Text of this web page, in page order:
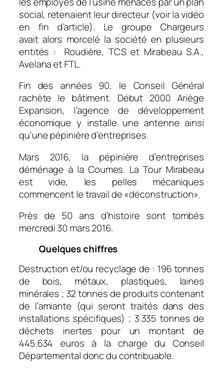
social, retenaient leur directeur (voir la vidéo
en fin d’article). Le groupe Chargeurs
avait alors morcelé la société en plusieurs
entités : Roudière, TCS et Mirabeau S.A.,
Avelana et FTL.
Fin des années 90, le Conseil Général
rachète le bâtiment. Début 2000 Ariège
Expansion, l’agence de développement
économique y installe une antenne ainsi
qu’une pépinière d’entreprises.
Mars 2016, la pépinière d’entreprises
déménage à la Coumes. La Tour Mirabeau
est vide, les pelles mécaniques
commencent le travail de «déconstruction».
Près de 50 ans d’histoire sont tombés
mercredi 30 mars 2016.
Quelques chiffres
Destruction et/ou recyclage de : 196 tonnes
de bois, métaux, plastiques, laines
minérales ; 32 tonnes de produits contenant
de l’amiante (qui seront traités dans des
installations spécifiques) ; 3.335 tonnes de
déchets inertes pour un montant de
445.634 euros à la charge du Conseil
Départemental donc du contribuable.